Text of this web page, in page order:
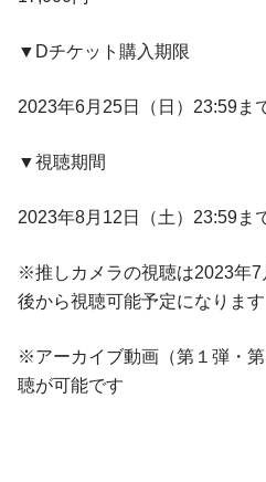
▼Dチケット購入期限
2023年6月25日（日）23:59ま
▼視聴期間
2023年8月12日（土）23:59ま
※推しカメラの視聴は2023年7
後から視聴可能予定になります
※アーカイブ動画（第１弾・
聴が可能です